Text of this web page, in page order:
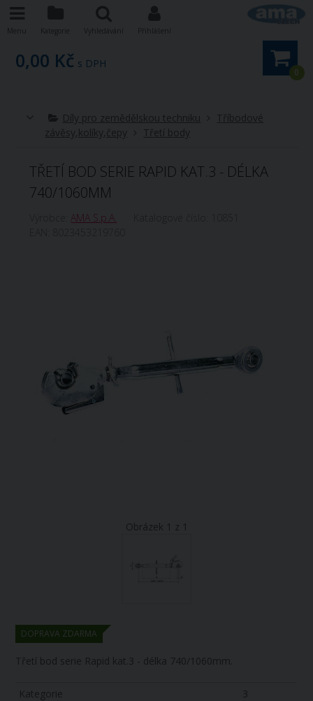
0
0,00 Kč s DPH
Díly pro zemědělskou techniku
Tříbodové
závěsy,kolíky,čepy
Třetí body
TŘETÍ BOD SERIE RAPID KAT.3 - DÉLKA
740/1060MM
Výrobce:AMA S.p.A.
Obrázek 1 z 1
DOPRAVA ZDARMA
Třetí bod serie Rapid kat.3 - délka 740/1060mm.
Kategorie
3
Menu Kategorie Vyhledávání Přihlášení